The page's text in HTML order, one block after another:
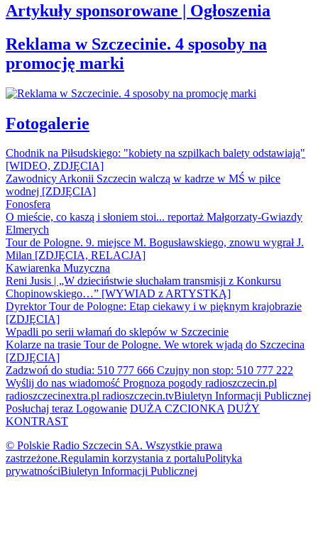
Artykuły sponsorowane | Ogłoszenia
Reklama w Szczecinie. 4 sposoby na
promocję marki
Fotogalerie
Chodnik na Piłsudskiego: "kobiety na szpilkach balety odstawiają"
[WIDEO, ZDJĘCIA]
Zawodnicy Arkonii Szczecin walczą w kadrze w MŚ w piłce
wodnej [ZDJĘCIA]
Fonosfera
O mieście, co kaszą i słoniem stoi... reportaż Małgorzaty-Gwiazdy
Elmerych
Tour de Pologne. 9. miejsce M. Bogusławskiego, znowu wygrał J.
Milan [ZDJĘCIA, RELACJA]
Kawiarenka Muzyczna
Reni Jusis | „W dzieciństwie słuchałam transmisji z Konkursu
Chopinowskiego…” [WYWIAD z ARTYSTKĄ]
Dyrektor Tour de Pologne: Etap ciekawy i w pięknym krajobrazie
[ZDJĘCIA]
Wpadli po serii włamań do sklepów w Szczecinie
Kolarze na trasie Tour de Pologne. We wtorek wjadą do Szczecina
[ZDJĘCIA]
Zadzwoń do studia: 510 777 666 Czujny non stop: 510 777 222
Wyślij do nas wiadomość Prognoza pogody radioszczecin.pl
radioszczecinextra.pl radioszczecin.tvBiuletyn Informacji Publicznej
Posłuchaj teraz Logowanie DUŻA CZCIONKA DUŻY
KONTRAST
© Polskie Radio Szczecin SA. Wszystkie prawa
zastrzeżone.Regulamin korzystania z portaluPolityka
prywatnościBiuletyn Informacji Publicznej